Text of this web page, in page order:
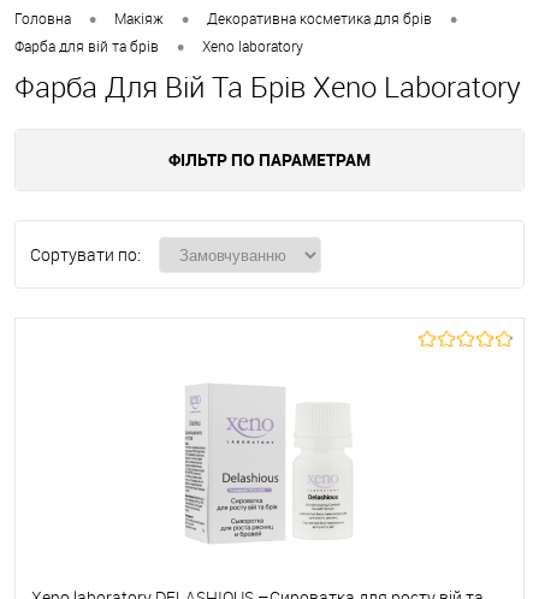
Головна • Макіяж • Декоративна косметика для брів •
Фарба для вій та брів • Xeno laboratory
Фарба Для Вій Та Брів Xeno Laboratory
ФІЛЬТР ПО ПАРАМЕТРАМ
Сортувати по: